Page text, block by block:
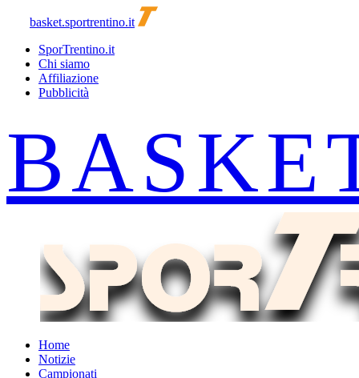
basket.sportrentino.it
SporTrentino.it
Chi siamo
Affiliazione
Pubblicità
Home
Notizie
Campionati